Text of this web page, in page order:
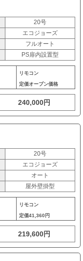
20号
エコジョーズ
フルオート
PS扉内設置型
リモコン
定価オープン価格
240,000円
20号
エコジョーズ
オート
屋外壁掛型
リモコン
定価41,360円
219,600円